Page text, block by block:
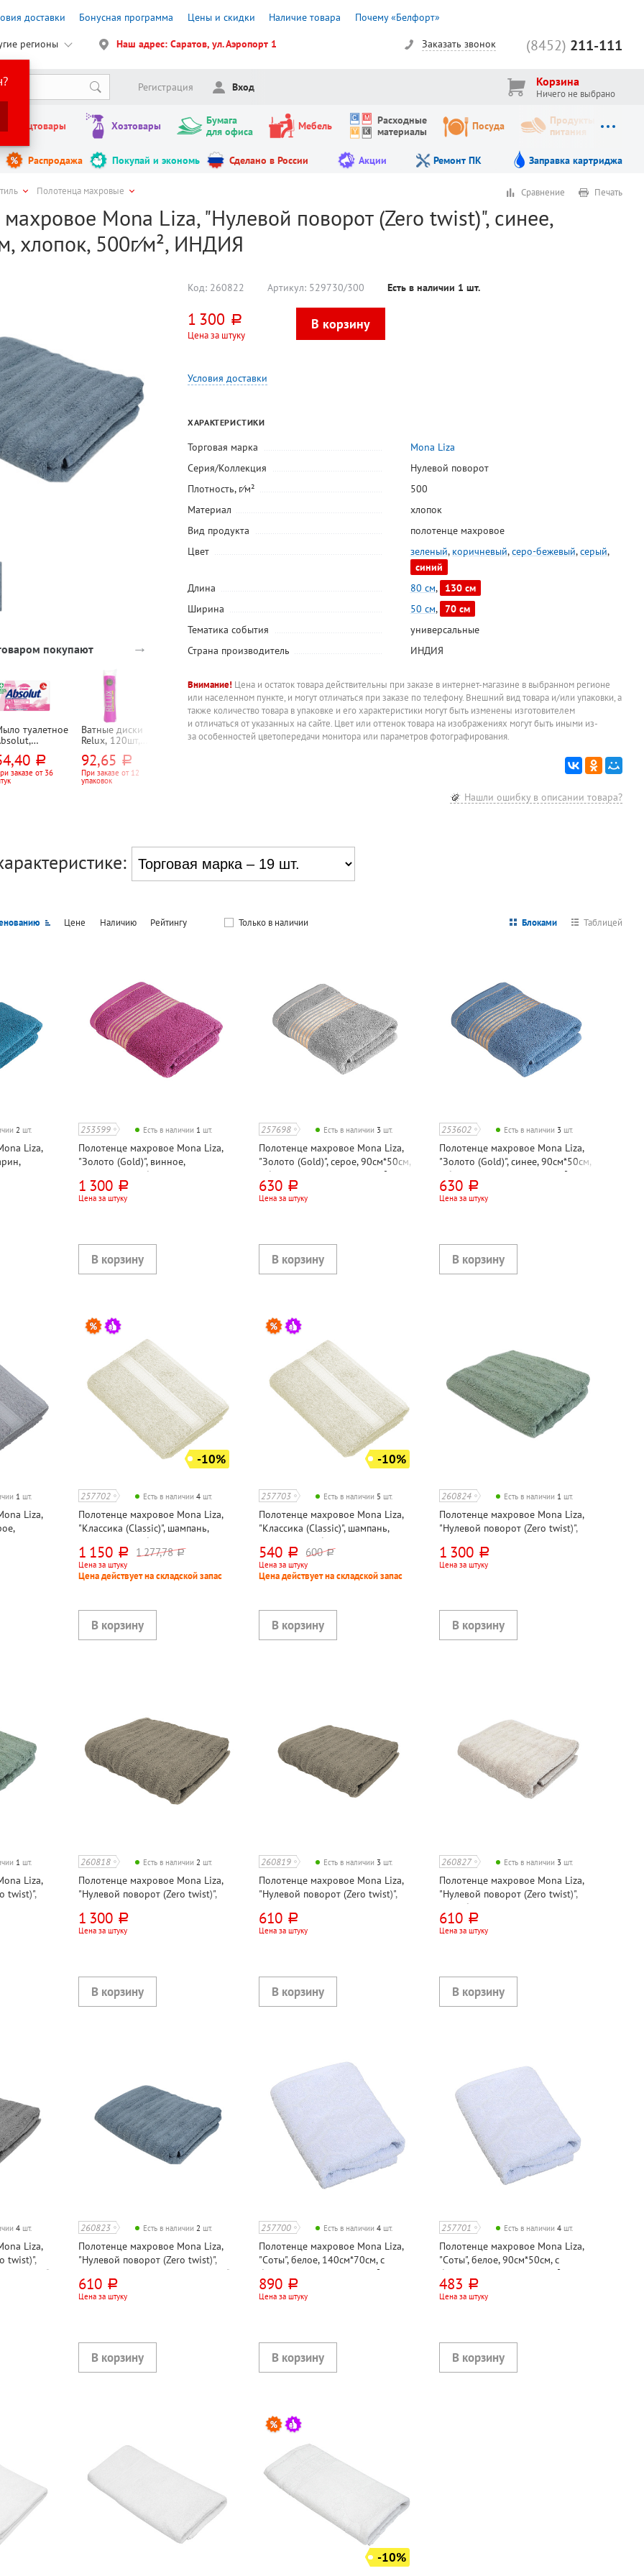
доставки Бонусная программа Цены и скидки Наличие товара Почему «Белфорт»
регионы Наш адрес: Саратов, ул. Аэропорт 1 (8452) 211-111
Заказать звонок
Регистрация Вход Корзина
Ничего не выбрано
Канцтовары Хозтовары
Бумага
для офиса
Мебель
Расходные
материалы
Посуда
Продукты
питания
Распродажа Покупай и экономь Сделано в России Акции Ремонт ПК Заправка картриджа
Полотенца махровые
Mona Liza, "Нулевой поворот (Zero twist)", синее,
хлопок, 500г⁄м², ИНДИЯ
Сравнение Печать
покупают →
туалетное
Нежное", "2
1", "Масло
дерева
руб.
заказе от 36
Ватные диски
Relux, 120шт,
92,65 руб.
При заказе от 12
упаковок
Платочки
носовые 3-
-10%
Гель для душа
Grass, "Амбре
Шампунь
Pantene, "Густые
-10%
Соль для бани
Добропаровъ,
Цена за упаковку
Дезодорант
"Свежесть душа",
руб.
При заказе от 4 штук
"Черный
белое,
2шт, с
78,20
При заказе
Код: 260822 Артикул: 529730/300 Есть в наличии 1 шт.
1 300 руб.
Цена за штуку
Условия доставки
ХАРАКТЕРИСТИКИ
Торговая марка
Mona Liza
Серия/Коллекция
Нулевой поворот
Плотность, г⁄м²
500
Материал
хлопок
Вид продукта
полотенце махровое
Цвет
зеленый, коричневый,серо-бежевый,серый,
синий
Длина
80 см,
130 см
Ширина
50 см, 70 см
Тематика события
универсальные
Страна производитель
ИНДИЯ
Внимание! Цена и остаток товара действительны при заказе в интернет-магазине в выбранном регионе
или населенном пункте, и могут отличаться при заказе по телефону. Внешний вид товара и/или упаковки, а
также количество товара в упаковке и его характеристики могут быть изменены изготовителем
и отличаться от указанных на сайте. Цвет или оттенок товара на изображениях могут быть иными из-
за особенностей цветопередачи монитора или параметров фотографирования.
Нашли ошибку в описании товара?
Цене Наличию Рейтингу Только в наличии Блоками Таблицей
2 шт.
Liza,
хлопок,
253599 Есть в наличии 1 шт.
Полотенце махровое Mona Liza,
"Золото (Gold)", винное,
140см*70см, с бордюром, хлопок,
500г⁄м², УЗБЕКИСТАН
1 300 руб.
Цена за штуку
257698 Есть в наличии 3 шт.
Полотенце махровое Mona Liza,
"Золото (Gold)", серое, 90см*50см,
с бордюром, хлопок, 500г⁄м²,
УЗБЕКИСТАН
630 руб.
Цена за штуку
253602 Есть в наличии 3 шт.
Полотенце махровое Mona Liza,
"Золото (Gold)", синее, 90см*50см,
с бордюром, хлопок, 500г⁄м²,
УЗБЕКИСТАН
630 руб.
Цена за штуку
1 шт.
Liza,
хлопок,
-10%
257702 Есть в наличии4 шт.
Полотенце махровое Mona Liza,
"Классика (Classic)", шампань,
140см*70см, с бордюром, хлопок,
420г⁄м², УЗБЕКИСТАН
1 150 руб. 1 277,78 руб.
Цена за штуку
Цена действует на складской запас
-10%
257703 Есть в наличии 5 шт.
Полотенце махровое Mona Liza,
"Классика (Classic)", шампань,
90см*50см, с бордюром, хлопок,
420г⁄м², УЗБЕКИСТАН
540 руб. 600 руб.
Цена за штуку
Цена действует на складской запас
260824 Есть в наличии 1 шт.
Полотенце махровое Mona Liza,
"Нулевой поворот (Zero twist)",
500г⁄м², ИНДИЯ
1 300 руб.
Цена за штуку
1 шт.
Liza,
twist)",
260818 Есть в наличии2 шт.
Полотенце махровое Mona Liza,
"Нулевой поворот (Zero twist)",
500г⁄м², ИНДИЯ
1 300 руб.
Цена за штуку
260819 Есть в наличии 3 шт.
Полотенце махровое Mona Liza,
"Нулевой поворот (Zero twist)",
500г⁄м², ИНДИЯ
610 руб.
Цена за штуку
260827 Есть в наличии 3 шт.
Полотенце махровое Mona Liza,
"Нулевой поворот (Zero twist)",
серо-бежевое, 80см*50см, хлопок,
500г⁄м², ИНДИЯ
610 руб.
Цена за штуку
4 шт.
Liza,
twist)",
500г⁄м²,
260823 Есть в наличии2 шт.
Полотенце махровое Mona Liza,
"Нулевой поворот (Zero twist)",
синее, 80см*50см, хлопок, 500г⁄м²,
ИНДИЯ
610 руб.
Цена за штуку
257700 Есть в наличии4 шт.
Полотенце махровое Mona Liza,
"Соты", белое, 140см*70см, с
бордюром, хлопок, 420г⁄м²
890 руб.
Цена за штуку
257701 Есть в наличии4 шт.
Полотенце махровое Mona Liza,
"Соты", белое, 90см*50см, с
бордюром, хлопок, 420г⁄м²
483 руб.
Цена за штуку
-10%